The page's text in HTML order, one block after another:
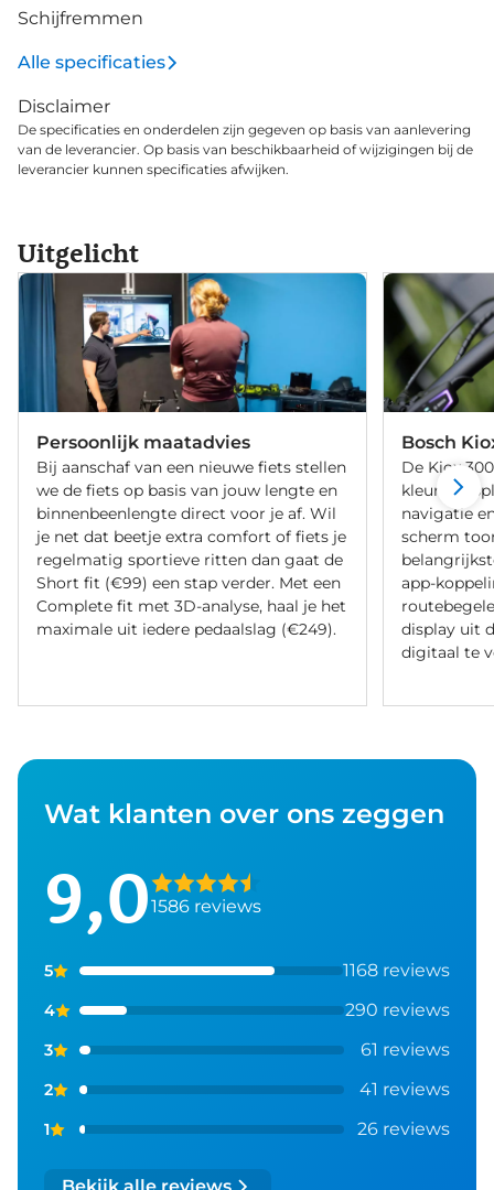
Schijfremmen
Alle specificaties
Disclaimer
De specificaties en onderdelen zijn gegeven op basis van aanlevering
van de leverancier. Op basis van beschikbaarheid of wijzigingen bij de
leverancier kunnen specificaties afwijken.
Uitgelicht
Persoonlijk maatadvies
Bij aanschaf van een nieuwe fiets stellen
we de fiets op basis van jouw lengte en
binnenbeenlengte direct voor je af. Wil
je net dat beetje extra comfort of fiets je
regelmatig sportieve ritten dan gaat de
Short fit (€99) een stap verder. Met een
Complete fit met 3D-analyse, haal je het
maximale uit iedere pedaalslag (€249).
Bosch
De Kiox
navigatie
scherm
app-
display uit
digitaal te
Wat klanten over ons zeggen
9,01586 reviews
5 1168 reviews
4 290 reviews
3 61 reviews
2 41 reviews
1 26 reviews